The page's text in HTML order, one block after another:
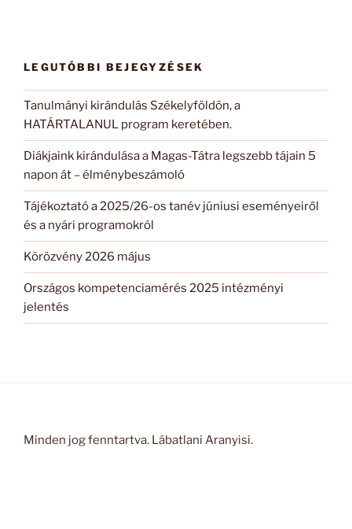
LEGUTÓBBI BEJEGYZÉSEK
Tanulmányi kirándulás Székelyföldön, a
HATÁRTALANUL program keretében.
Diákjaink kirándulása a Magas-Tátra legszebb tájain 5
napon át – élménybeszámoló
Tájékoztató a 2025/26-os tanév júniusi eseményeiről
és a nyári programokról
Körözvény 2026 május
Országos kompetenciamérés 2025 intézményi
jelentés
Minden jog fenntartva. Lábatlani Aranyisi.